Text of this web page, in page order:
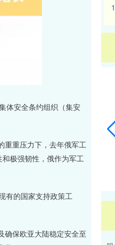
体安全条约组织（集安
重重压力下，去年俄军工
极强韧性，俄作为军工
有的国家支持政策工
确保欧亚大陆稳定安全至